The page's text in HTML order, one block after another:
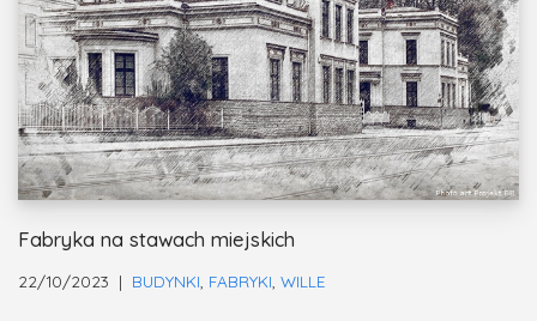
Fabryka na stawach miejskich
22/10/2023 BUDYNKI FABRYKI WILLE